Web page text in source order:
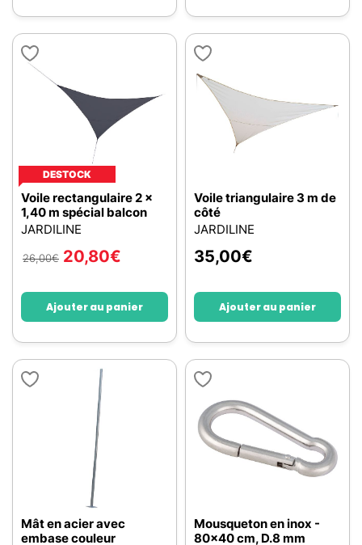
DESTOCK
Voile rectangulaire 2 x
1,40 m spécial balcon
JARDILINE
26,00€ 20,80€
Ajouter au panier
Voile triangulaire 3 m de
côté
JARDILINE
35,00€
Ajouter au panier
Mât en acier avec
embase couleur
Mousqueton en inox -
80x40 cm, D.8 mm